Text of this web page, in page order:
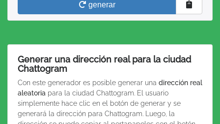
generar
Generar una dirección real para la ciudad
Chattogram
Con este generador es posible generar una dirección real
aleatoria para la ciudad Chattogram. El usuario
simplemente hace clic en el botón de generar y se
generará la dirección para Chattogram. Luego, la